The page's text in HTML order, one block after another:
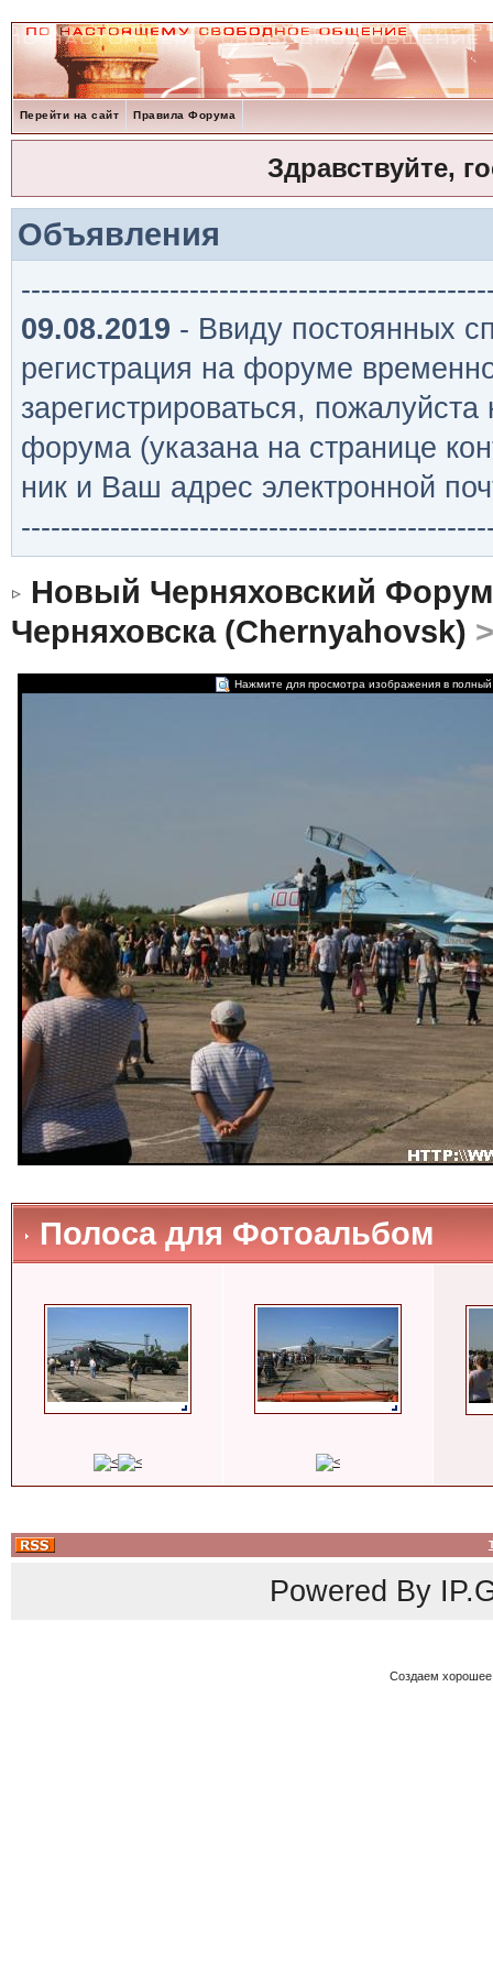
Перейти на сайт Правила Форума
Здравствуйте,
Объявления
09.08.2019 - Ввиду постоянных
регистрация на форуме
зарегистрироваться,
форума (указана на странице
ник и Ваш адрес электронной
Новый Черняховский Форум
Черняховска (Chernyahovsk)
Нажмите для просмотра изображения в
Полоса для Фотоальбом
Powered By
Создаем